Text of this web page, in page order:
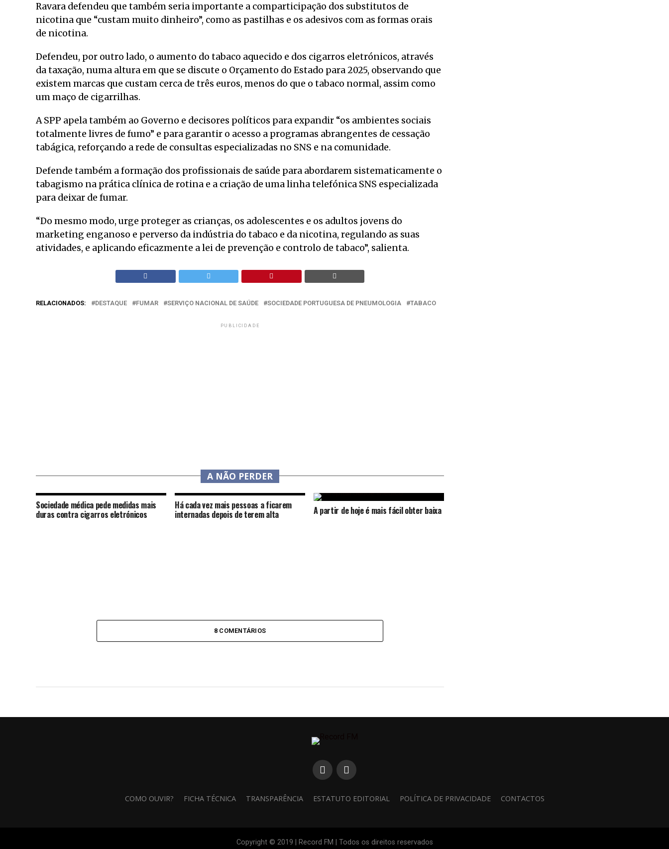
Ravara defendeu que também seria importante a comparticipação dos substitutos de
nicotina que “custam muito dinheiro”, como as pastilhas e os adesivos com as formas orais
de nicotina.
Defendeu, por outro lado, o aumento do tabaco aquecido e dos cigarros eletrónicos, através
da taxação, numa altura em que se discute o Orçamento do Estado para 2025, observando que
existem marcas que custam cerca de três euros, menos do que o tabaco normal, assim como
um maço de cigarrilhas.
A SPP apela também ao Governo e decisores políticos para expandir “os ambientes sociais
totalmente livres de fumo” e para garantir o acesso a programas abrangentes de cessação
tabágica, reforçando a rede de consultas especializadas no SNS e na comunidade.
Defende também a formação dos profissionais de saúde para abordarem sistematicamente o
tabagismo na prática clínica de rotina e a criação de uma linha telefónica SNS especializada
para deixar de fumar.
“Do mesmo modo, urge proteger as crianças, os adolescentes e os adultos jovens do
marketing enganoso e perverso da indústria do tabaco e da nicotina, regulando as suas
atividades, e aplicando eficazmente a lei de prevenção e controlo de tabaco”, salienta.
RELACIONADOS: DESTAQUE FUMAR SERVIÇO NACIONAL DE SAÚDE SOCIEDADE PORTUGUESA DE PNEUMOLOGIA TABACO
PUBLICIDADE
A NÃO PERDER
Sociedade médica pede medidas mais
duras contra cigarros eletrónicos
Há cada vez mais pessoas a ficarem
internadas depois de terem alta A partir de hoje é mais fácil obter baixa
8 COMENTÁRIOS
COMO OUVIR? FICHA TÉCNICA TRANSPARÊNCIA ESTATUTO EDITORIAL POLÍTICA DE PRIVACIDADE CONTACTOS
Copyright © 2019 | Record FM | Todos os direitos reservados